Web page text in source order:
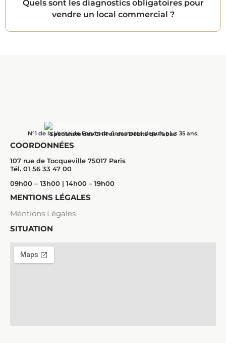
Quels sont les diagnostics obligatoires pour
vendre un local commercial ?
N°1 de la Vente de Fonds de Commerce depuis plus 35 ans.
Spécialiste des CHR et des Débits de Tabac
COORDONNÉES
107 rue de Tocqueville 75017 Paris
Tél. 01 56 33 47 00
09h00 – 13h00 | 14h00 – 19h00
MENTIONS LÉGALES
Mentions Légales
SITUATION